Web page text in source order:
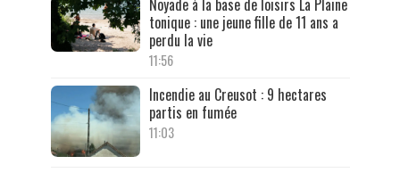
Noyade à la base de loisirs La Plaine
tonique : une jeune fille de 11 ans a
perdu la vie
11:56
Incendie au Creusot : 9 hectares
partis en fumée
11:03